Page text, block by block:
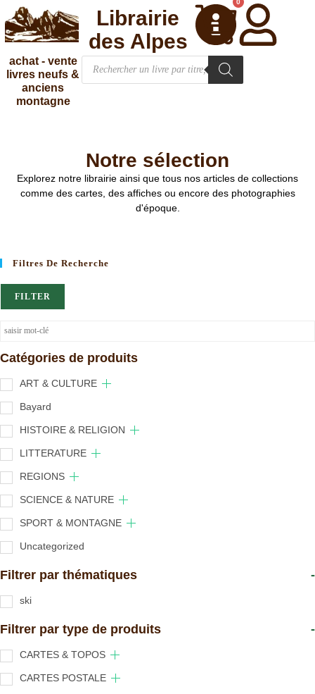
achat - vente
livres neufs &
anciens
montagne
0
Librairie
des Alpes
Notre sélection
Explorez notre librairie ainsi que tous nos articles de collections
comme des cartes, des affiches ou encore des photographies
d'époque.
Filtres De Recherche
FILTER
Catégories de produits
ART & CULTURE
Bayard
HISTOIRE & RELIGION
LITTERATURE
REGIONS
SCIENCE & NATURE
SPORT & MONTAGNE
Uncategorized
Filtrer par thématiques -
ski
Filtrer par type de produits -
CARTES & TOPOS
CARTES POSTALE